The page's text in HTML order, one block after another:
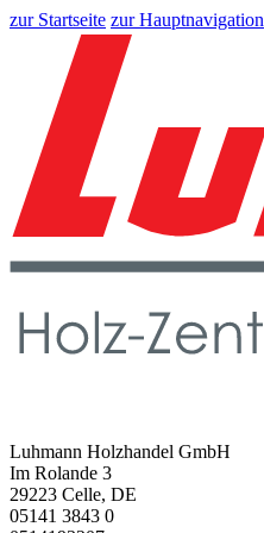
zur Startseite zur Hauptnavigation
Luhmann Holzhandel GmbH
Im Rolande 3
29223 Celle, DE
05141 3843 0